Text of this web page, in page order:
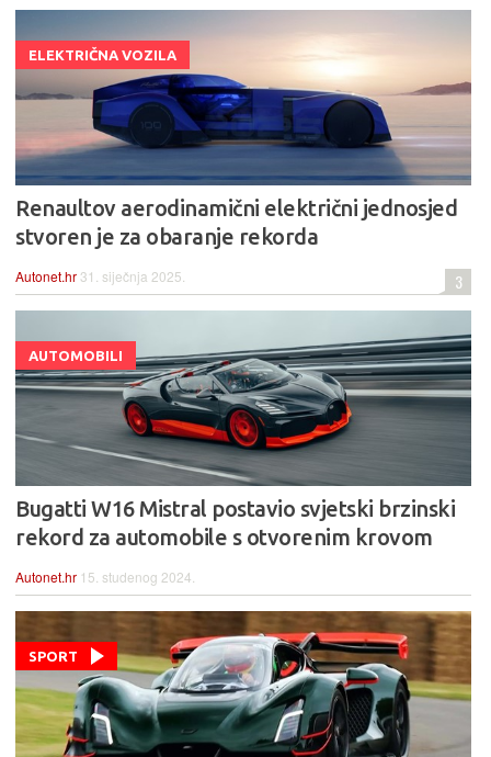
ELEKTRIČNA VOZILA
Renaultov aerodinamični električni jednosjed
stvoren je za obaranje rekorda
Autonet.hr 31. siječnja 2025. 3
AUTOMOBILI
Bugatti W16 Mistral postavio svjetski brzinski
rekord za automobile s otvorenim krovom
Autonet.hr 15. studenog 2024.
SPORT